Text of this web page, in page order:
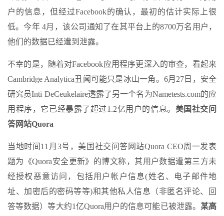
户的信息，但经过Facebook的确认，最初的估计实际上很
低。今年 4月，该公司通知了在其平台上的8700万名用户，
他们的数据已经遭到泄露。
不幸的是，随着对Facebook应用程序更深入的审查，看起来
Cambridge Analytica丑闻可能只是冰山一角。6月27日，安全
研究员Inti DeCeukelaire透露了另一个名为Nametests.com的应
用程序，它已经暴露了超过1.2亿用户的信息。 美国社交问
答网站Quora
当地时间11月3号，美国社交问答网站Quora CEO周一发表
题为《Quora安全更新》的博文称，其用户数据遭第三方未
经授权恶意访问，包括用户帐户信息(姓名、电子邮件地
址、加密后的密码等等)和其他私人信息（非匿名评论、回
答等数据）等大约1亿Quora用户的信息可能已被泄露。 某高